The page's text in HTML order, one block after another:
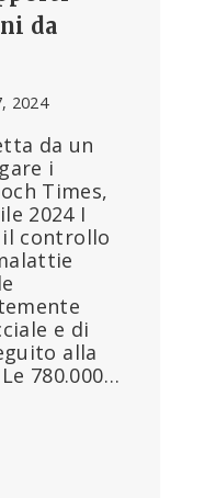
da
2024
da un
i
Times,
2024 I
controllo
e di
alla
780.000…